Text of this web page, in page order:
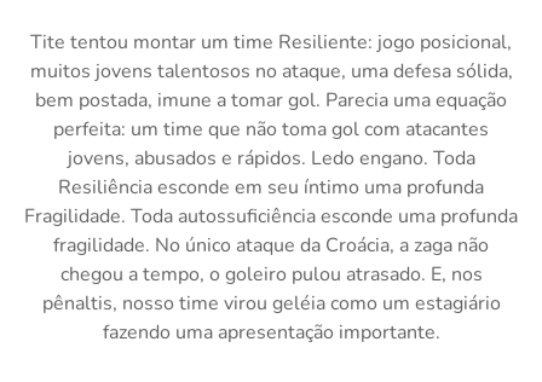
Tite tentou montar um time Resiliente: jogo posicional,
muitos jovens talentosos no ataque, uma defesa sólida,
bem postada, imune a tomar gol. Parecia uma equação
perfeita: um time que não toma gol com atacantes
jovens, abusados e rápidos. Ledo engano. Toda
Resiliência esconde em seu íntimo uma profunda
Fragilidade. Toda autossuficiência esconde uma profunda
fragilidade. No único ataque da Croácia, a zaga não
chegou a tempo, o goleiro pulou atrasado. E, nos
pênaltis, nosso time virou geléia como um estagiário
fazendo uma apresentação importante.